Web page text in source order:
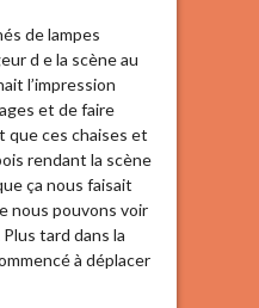
de lampes
d e la scène au
l’impression
et de faire
que ces chaises et
rendant la scène
ça nous faisait
nous pouvons voir
tard dans la
à déplacer